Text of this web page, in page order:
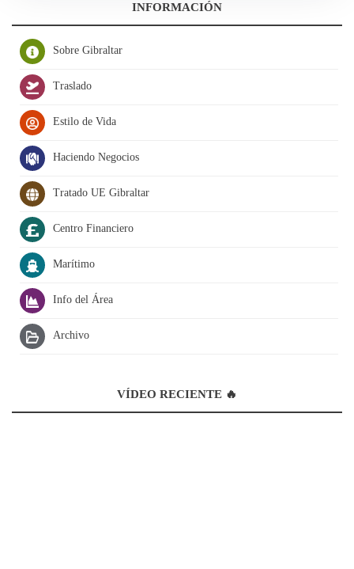
INFORMACIÓN
Sobre Gibraltar
Traslado
Estilo de Vida
Haciendo Negocios
Tratado UE Gibraltar
Centro Financiero
Marítimo
Info del Área
Archivo
VÍDEO RECIENTE 🔥